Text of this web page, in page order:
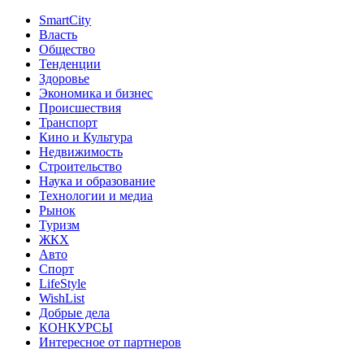
SmartCity
Власть
Общество
Тенденции
Здоровье
Экономика и бизнес
Происшествия
Транспорт
Кино и Культура
Недвижимость
Строительство
Наука и образование
Технологии и медиа
Рынок
Туризм
ЖКХ
Авто
Спорт
LifeStyle
WishList
Добрые дела
КОНКУРСЫ
Интересное от партнеров